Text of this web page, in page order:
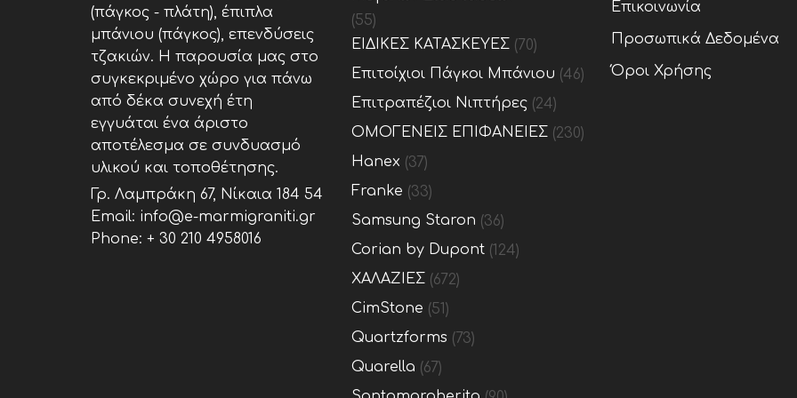
(πάγκος - πλάτη), έπιπλα
μπάνιου (πάγκος), επενδύσεις
τζακιών. Η παρουσία μας στο
συγκεκριμένο χώρο για πάνω
από δέκα συνεχή έτη
εγγυάται ένα άριστο
αποτέλεσμα σε συνδυασμό
υλικού και τοποθέτησης.
Γρ. Λαμπράκη 67, Νίκαια 184 54
Email: info@e-marmigraniti.gr
Phone: + 30 210 4958016
(55)
ΕΙΔΙΚΕΣ ΚΑΤΑΣΚΕΥΕΣ (70)
Επιτοίχιοι Πάγκοι Μπάνιου (46)
Επιτραπέζιοι Νιπτήρες (24)
ΟΜΟΓΕΝΕΙΣ ΕΠΙΦΑΝΕΙΕΣ (230)
Hanex (37)
Franke (33)
Samsung Staron (36)
Corian by Dupont (124)
ΧΑΛΑΖΙΕΣ (672)
CimStone (51)
Quartzforms (73)
Quarella (67)
Επικοινωνία
Προσωπικά Δεδομένα
Όροι Χρήσης